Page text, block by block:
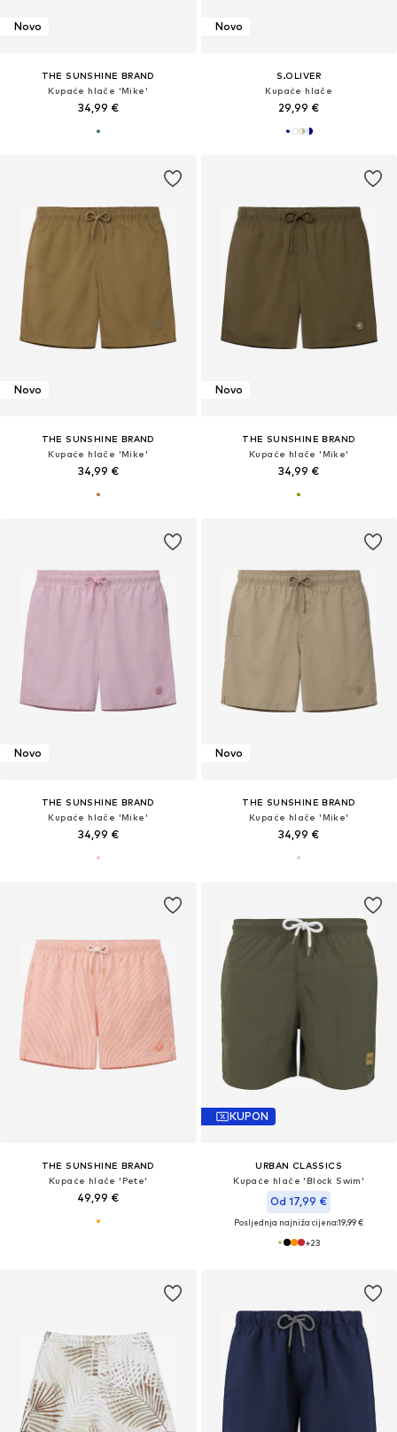
Novo
THE SUNSHINE BRAND
Kupaće hlače 'Mike'
34,99 €
Novo
S.OLIVER
Kupaće hlače
29,99 €
Novo
THE SUNSHINE BRAND
Kupaće hlače 'Mike'
34,99 €
Novo
THE SUNSHINE BRAND
Kupaće hlače 'Mike'
34,99 €
Novo
THE SUNSHINE BRAND
Kupaće hlače 'Mike'
34,99 €
Novo
THE SUNSHINE BRAND
Kupaće hlače 'Mike'
34,99 €
THE SUNSHINE BRAND
Kupaće hlače 'Pete'
49,99 €
KUPON
URBAN CLASSICS
Kupaće hlače 'Block Swim'
Od 17,99 €
Posljednja najniža cijena:19,99 €
+23